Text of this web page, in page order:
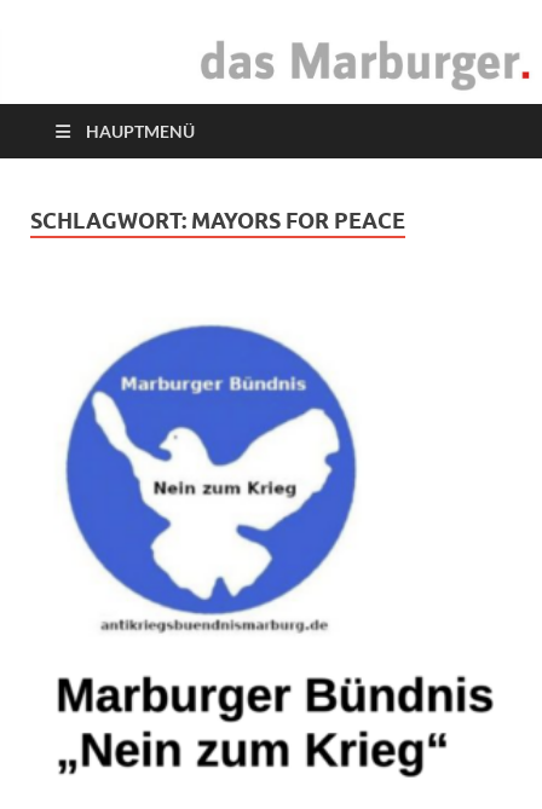
das Marburger.
HAUPTMENÜ
SCHLAGWORT: MAYORS FOR PEACE